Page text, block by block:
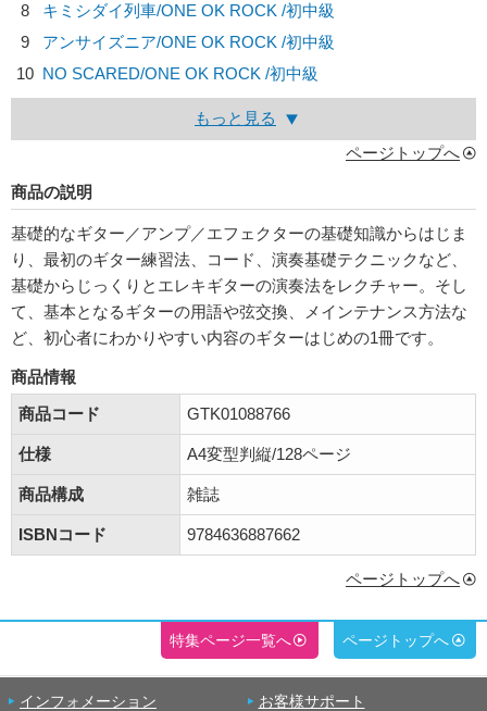
8
キミシダイ列車/ONE OK ROCK /初中級
9
アンサイズニア/ONE OK ROCK /初中級
10 NO SCARED/ONE OK ROCK /初中級
もっと見る
ページトップへ
商品の説明
基礎的なギター／アンプ／エフェクターの基礎知識からはじま
り、最初のギター練習法、コード、演奏基礎テクニックなど、
基礎からじっくりとエレキギターの演奏法をレクチャー。そし
て、基本となるギターの用語や弦交換、メインテナンス方法な
ど、初心者にわかりやすい内容のギターはじめの1冊です。
商品情報
商品コード
GTK01088766
仕様 A4変型判縦/128ページ
商品構成 雑誌
ISBNコード 9784636887662
ページトップへ
特集ページ一覧へ ページトップへ
インフォメーション お客様サポート